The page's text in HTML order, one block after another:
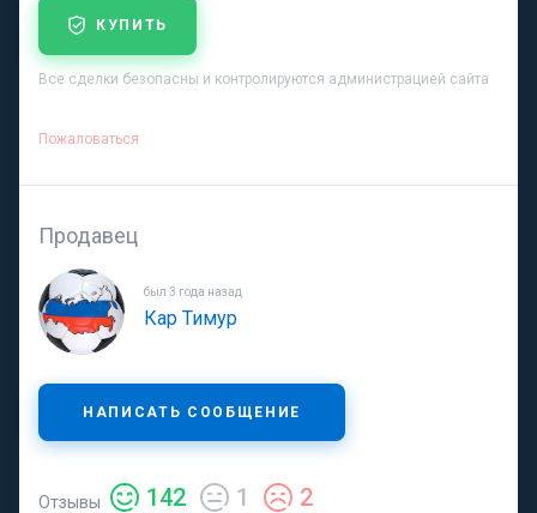
КУПИТЬ
Все сделки безопасны и контролируются администрацией сайта
Пожаловаться
Продавец
был 3 года назад
Кар Тимур
НАПИСАТЬ СООБЩЕНИЕ
Отзывы 142 1 2